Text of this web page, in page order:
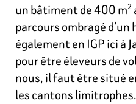
un bâtiment de 400 m²
parcours ombragé
également en IGP ici à
pour être éleveurs de
nous, il faut êtresitué
les cantons limitrophes.